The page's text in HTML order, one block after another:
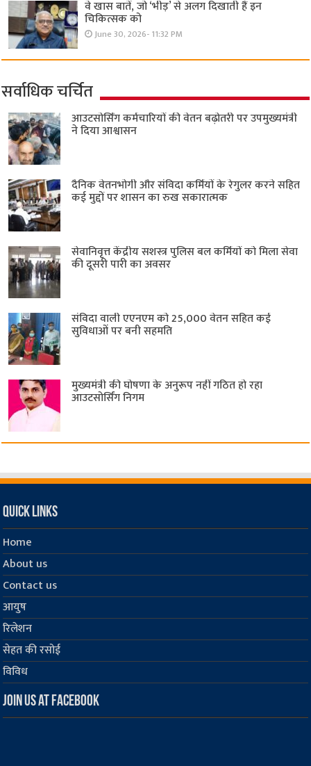
वे खास बातें, जो ‘भीड़’ से अलग दिखाती हैं इन
चिकित्सक को
June 30, 2026- 11:32 PM
सर्वाधिक चर्चित
आउटसोर्सिंग कर्मचारियों की वेतन बढ़ोतरी पर उपमुख्यमंत्री
ने दिया आश्वासन
दैनिक वेतनभोगी और संविदा कर्मियों के रेगुलर करने सहित
कई मुद्दों पर शासन का रुख सकारात्मक
सेवानिवृत्त केंद्रीय सशस्त्र पुलिस बल ​कर्मियों को मिला सेवा
की दूसरी पारी का अवसर
संविदा वाली एएनएम को 25,000 वेतन सहित कई
सुविधाओं पर बनी सहमति
मुख्यमंत्री की घोषणा के अनुरूप नहीं गठित हो रहा
आउटसोर्सिंग निगम
Quick Links
Home
About us
Contact us
आयुष
रिलेशन
सेहत की रसोई
विविध
Join us at Facebook